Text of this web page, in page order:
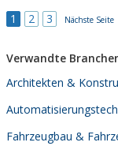
APO Sonnar 1700
1 2 3 Nächste Seite
Verwandte
Architekten &
Fahrzeugbau &